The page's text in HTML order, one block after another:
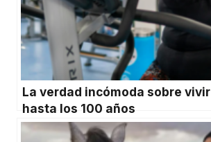
La verdad incómoda sobre vivir
hasta los 100 años